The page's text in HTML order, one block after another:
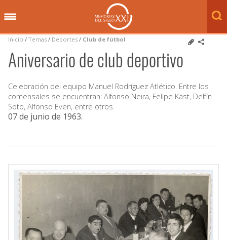
Inicio / Temas / Deportes / Club de fútbol
Aniversario de club deportivo
Celebración del equipo Manuel Rodríguez Atlético. Entre los
comensales se encuentran: Alfonso Neira, Felipe Kast, Delfín
Soto, Alfonso Even, entre otros.
07 de junio de 1963.